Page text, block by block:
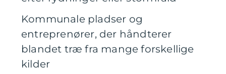
Kommunale pladser og
entreprenører, der håndterer
blandet træ fra mange forskellige
kilder